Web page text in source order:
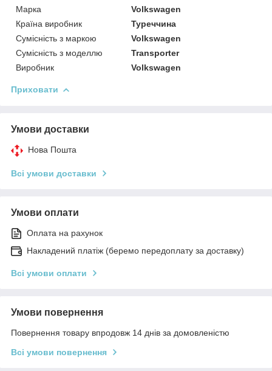
Марка
Volkswagen
Країна виробник
Туреччина
Сумісність з маркою
Volkswagen
Сумісність з моделлю
Transporter
Виробник
Volkswagen
Приховати
Умови доставки
Нова Пошта
Всі умови доставки
Умови оплати
Оплата на рахунок
Накладений платіж (беремо передоплату за доставку)
Всі умови оплати
Умови повернення
Повернення товару впродовж 14 днів за домовленістю
Всі умови повернення